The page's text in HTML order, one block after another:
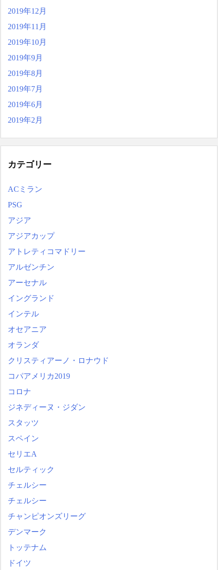
2019年12月
2019年11月
2019年10月
2019年9月
2019年8月
2019年7月
2019年6月
2019年2月
カテゴリー
ACミラン
PSG
アジア
アジアカップ
アトレティコマドリー
アルゼンチン
アーセナル
イングランド
インテル
オセアニア
オランダ
クリスティアーノ・ロナウド
コパアメリカ2019
コロナ
ジネディーヌ・ジダン
スタッツ
スペイン
セリエA
セルティック
チェルシー
チェルシー
チャンピオンズリーグ
デンマーク
トッテナム
ドイツ